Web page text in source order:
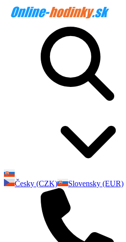
Česky (CZK)
Slovensky (EUR)